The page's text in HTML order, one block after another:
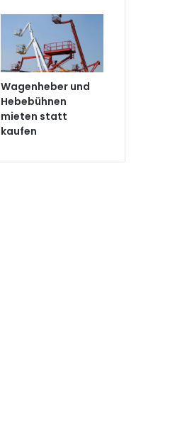
Wagenheber und
Hebebühnen
mieten statt
kaufen